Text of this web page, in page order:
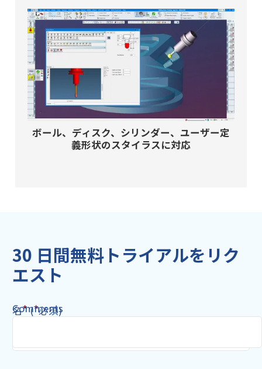
ボール、ディスク、シリンダー、ユーザー定
義形状のスタイラスに対応
30 日間無料トライアルをリク
エスト
Comments
名*(*必須)